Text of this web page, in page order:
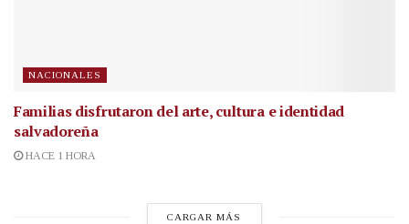
NACIONALES
Familias disfrutaron del arte, cultura e identidad
salvadoreña
HACE 1 HORA
CARGAR MÁS